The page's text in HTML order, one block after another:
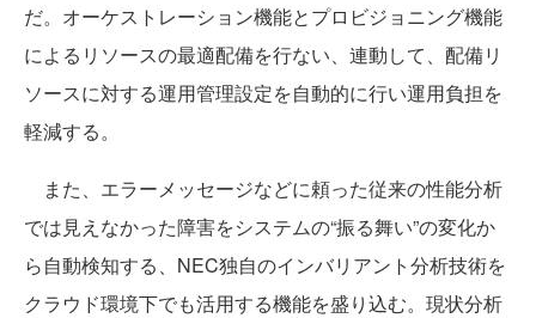
だ。オーケストレーション機能とプロビジョニング機能
によるリソースの最適配備を行ない、連動して、配備リ
ソースに対する運用管理設定を自動的に行い運用負担を
軽減する。
また、エラーメッセージなどに頼った従来の性能分析
では見えなかった障害をシステムの“振る舞い”の変化か
ら自動検知する、NEC独自のインバリアント分析技術を
クラウド環境下でも活用する機能を盛り込む。現状分析